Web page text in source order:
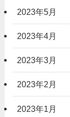
2023年5月
2023年4月
2023年3月
2023年2月
2023年1月